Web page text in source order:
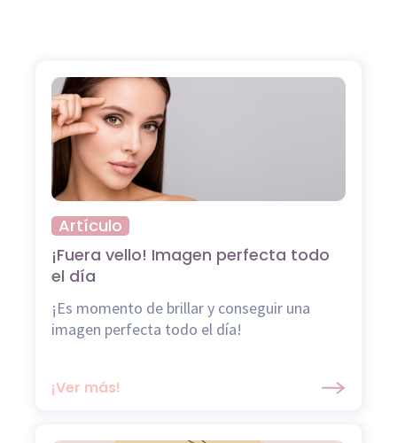
Artículo
¡Fuera vello! Imagen perfecta todo
el día
¡Es momento de brillar y conseguir una
imagen perfecta todo el día!
¡Ver más!